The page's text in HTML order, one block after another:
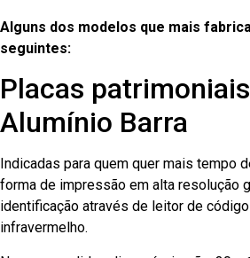
Alguns dos modelos que mais
seguintes:
Placas
Alumínio Barra
Indicadas para quem quer mais tempo
forma de impressão em alta resolução
identificação através de leitor de
infravermelho.